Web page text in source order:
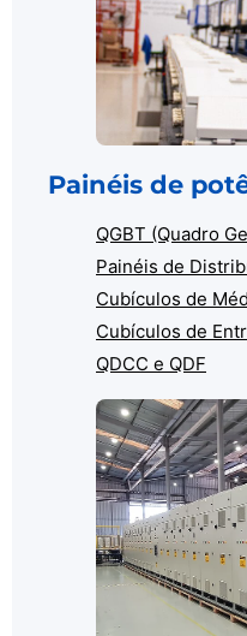
Painéis de
QGBT (Quadro
Painéis de
Cubículos de
Cubículos de
QDCC e QDF